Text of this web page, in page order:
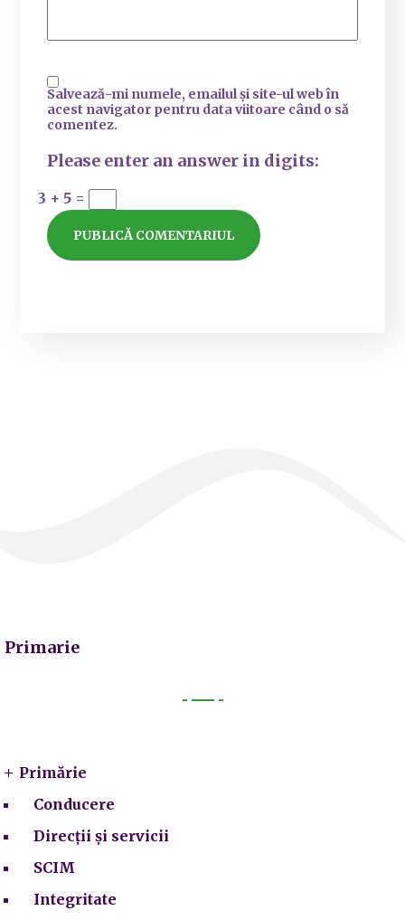
Salvează-mi numele, emailul și site-ul web în
acest navigator pentru data viitoare când o să
comentez.
Please enter an answer in digits:
3 + 5 =
Primarie
Primărie
Conducere
Direcții și servicii
SCIM
Integritate